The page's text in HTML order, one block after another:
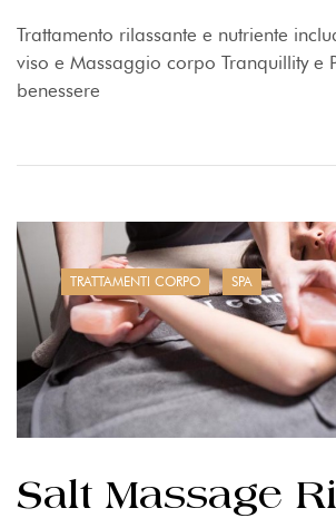
Trattamento rilassante e nutriente
viso e Massaggio corpo Tranquillity e
benessere
TRATTAMENTI CORPO SPA
Salt Massage